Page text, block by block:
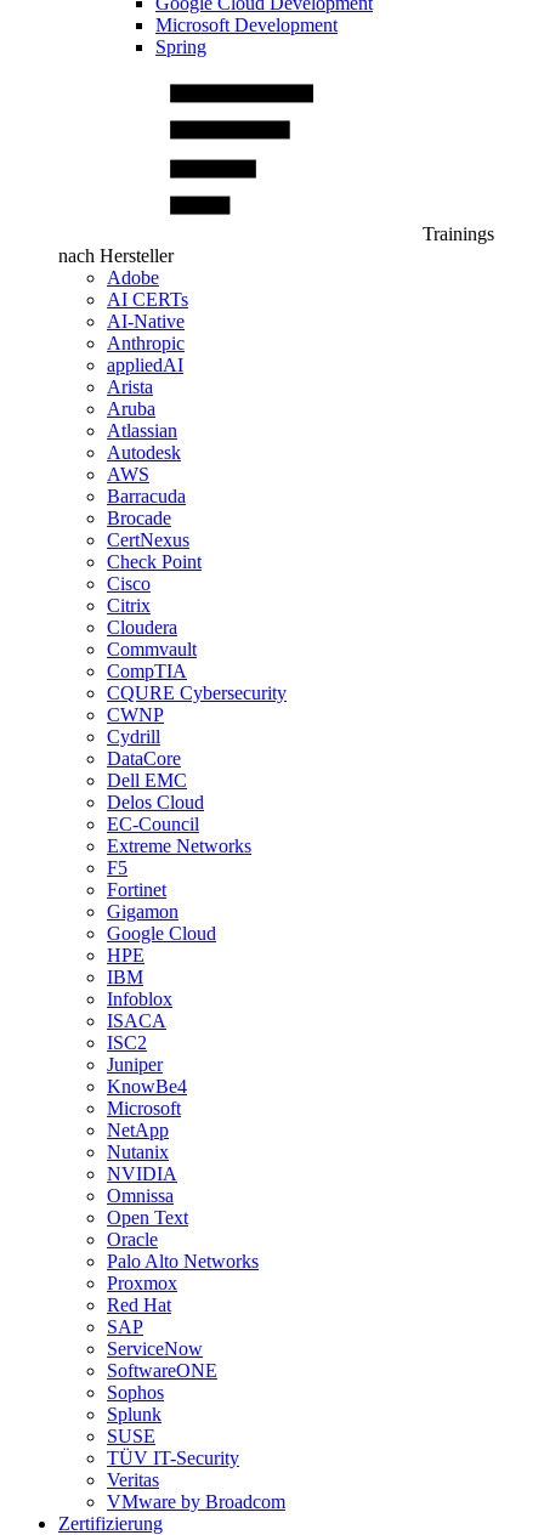
Microsoft Development
Spring
Trainings
nach Hersteller
Adobe
AI CERTs
AI-Native
Anthropic
appliedAI
Arista
Aruba
Atlassian
Autodesk
AWS
Barracuda
Brocade
CertNexus
Check Point
Cisco
Citrix
Cloudera
Commvault
CompTIA
CQURE Cybersecurity
CWNP
Cydrill
DataCore
Dell EMC
Delos Cloud
EC-Council
Extreme Networks
F5
Fortinet
Gigamon
Google Cloud
HPE
IBM
Infoblox
ISACA
ISC2
Juniper
KnowBe4
Microsoft
NetApp
Nutanix
NVIDIA
Omnissa
Open Text
Oracle
Palo Alto Networks
Proxmox
Red Hat
SAP
ServiceNow
SoftwareONE
Sophos
Splunk
SUSE
TÜV IT-Security
Veritas
VMware by Broadcom
Zertifizierung